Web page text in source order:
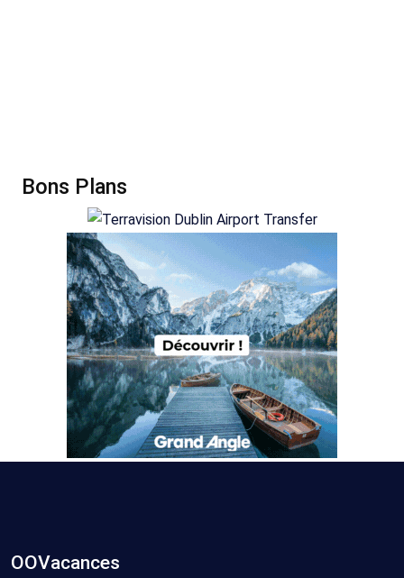
Bons Plans
OOVacances